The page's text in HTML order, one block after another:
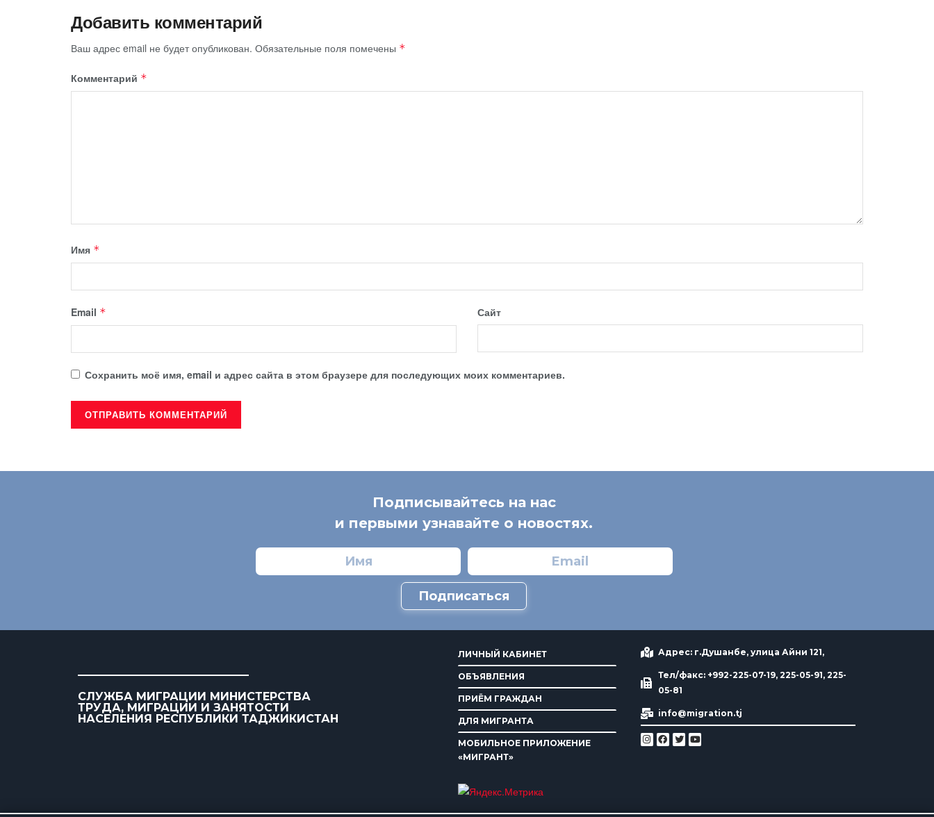
Добавить комментарий
Ваш адрес email не будет опубликован. Обязательные поля помечены *
Комментарий *
Имя *
Email * Сайт
Сохранить моё имя, email и адрес сайта в этом браузере для последующих моих комментариев.
Подписывайтесь на нас
и первыми узнавайте о новостях.
Подписаться
СЛУЖБА МИГРАЦИИ МИНИСТЕРСТВА
ТРУДА, МИГРАЦИИ И ЗАНЯТОСТИ
НАСЕЛЕНИЯ РЕСПУБЛИКИ ТАДЖИКИСТАН
ЛИЧНЫЙ КАБИНЕТ
ОБЪЯВЛЕНИЯ
ПРИЁМ ГРАЖДАН
ДЛЯ МИГРАНТА
МОБИЛЬНОЕ ПРИЛОЖЕНИЕ
«МИГРАНТ»
Адрес: г.Душанбе, улица Айни 121,
Тел/факс: +992-225-07-19, 225-05-91, 225-
05-81
info@migration.tj